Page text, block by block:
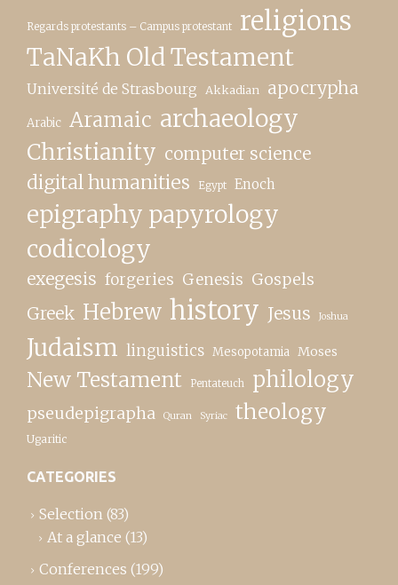
Regards protestants – Campus protestant religions
TaNaKh Old Testament
Université de Strasbourg Akkadian apocrypha
Arabic Aramaic archaeology
Christianity computer science
digital humanities Egypt Enoch
epigraphy papyrology
codicology
exegesis forgeries Genesis Gospels
Greek Hebrew history Jesus Joshua
Judaism linguistics Mesopotamia Moses
New Testament Pentateuch philology
pseudepigrapha Quran Syriac theology
Ugaritic
CATEGORIES
Selection (83)
At a glance (13)
Conferences (199)